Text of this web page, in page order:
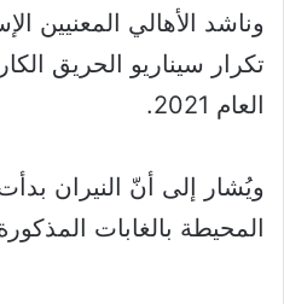
وناشد الأهالي المعنيين
تكرار سيناريو الحريق
العام 2021.
ويُشار إلى أنّ النيران
المحيطة بالغابات